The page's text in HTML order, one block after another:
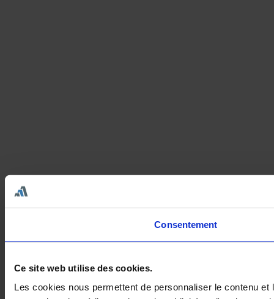
Consentement
Ce site web utilise des cookies.
Les cookies nous permettent de personnaliser le contenu